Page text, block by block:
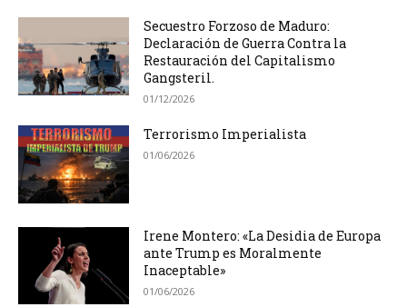
Secuestro Forzoso de Maduro:
Declaración de Guerra Contra la
Restauración del Capitalismo
Gangsteril.
01/12/2026
Terrorismo Imperialista
01/06/2026
Irene Montero: «La Desidia de Europa
ante Trump es Moralmente
Inaceptable»
01/06/2026